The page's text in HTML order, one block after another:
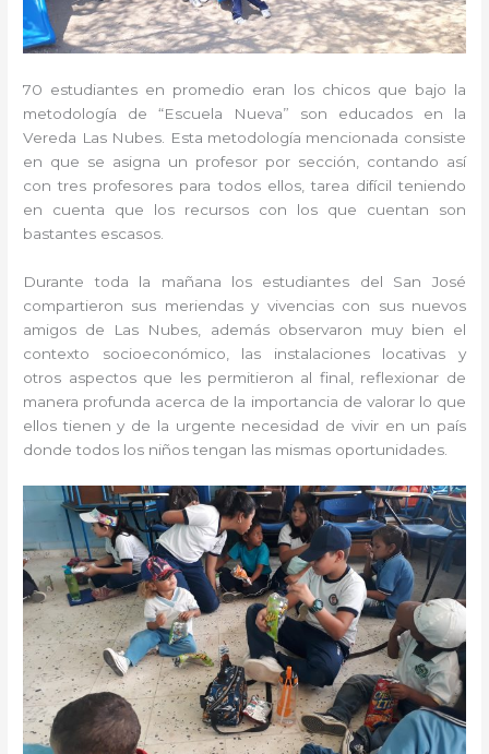
70 estudiantes en promedio eran los chicos que bajo la
metodología de “Escuela Nueva” son educados en la
Vereda Las Nubes. Esta metodología mencionada consiste
en que se asigna un profesor por sección, contando así
con tres profesores para todos ellos, tarea difícil teniendo
en cuenta que los recursos con los que cuentan son
bastantes escasos.
Durante toda la mañana los estudiantes del San José
compartieron sus meriendas y vivencias con sus nuevos
amigos de Las Nubes, además observaron muy bien el
contexto socioeconómico, las instalaciones locativas y
otros aspectos que les permitieron al final, reflexionar de
manera profunda acerca de la importancia de valorar lo que
ellos tienen y de la urgente necesidad de vivir en un país
donde todos los niños tengan las mismas oportunidades.